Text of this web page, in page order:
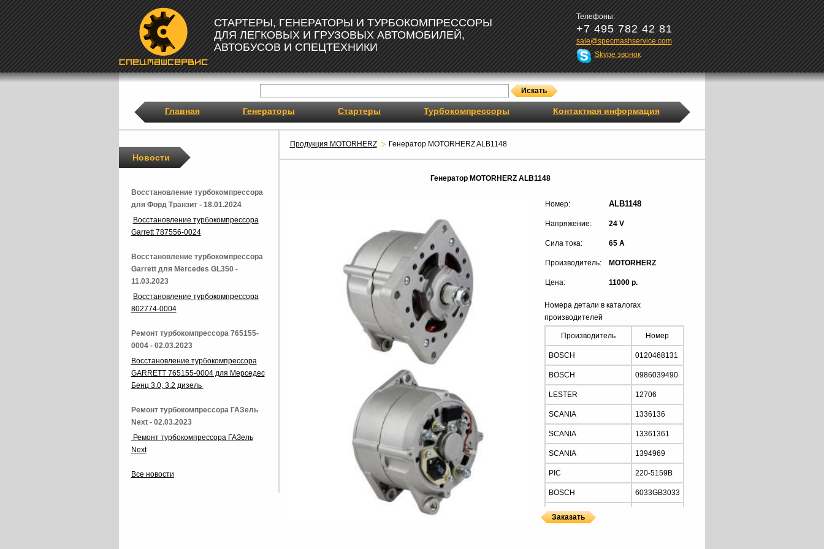
СТАРТЕРЫ, ГЕНЕРАТОРЫ И ТУРБОКОМПРЕССОРЫ
ДЛЯ ЛЕГКОВЫХ И ГРУЗОВЫХ АВТОМОБИЛЕЙ,
АВТОБУСОВ И СПЕЦТЕХНИКИ
Телефоны:
+7 495 782 42 81
sale@specmashservice.com
Skype звонок
Главная Генераторы Стартеры Турбокомпрессоры Контактная информация
Продукция MOTORHERZ Генератор MOTORHERZ ALB1148
Генератор MOTORHERZ ALB1148
Номер: ALB1148
Напряжение: 24 V
Сила тока: 65 A
Производитель: MOTORHERZ
Цена: 11000 р.
Номера детали в каталогах
производителей
Производитель Номер
BOSCH 0120468131
BOSCH 0986039490
LESTER 12706
SCANIA 1336136
SCANIA 13361361
SCANIA 1394969
PIC 220-5159B
BOSCH 6033GB3033
PRESTOLITE
Новости
Восстановление турбокомпрессора
для Форд Транзит - 18.01.2024
Восстановление турбокомпрессора
Garrett 787556-0024
Восстановление турбокомпрессора
Garrett для Mercedes GL350 -
11.03.2023
Восстановление турбокомпрессора
802774-0004
Ремонт турбокомпрессора 765155-
0004 - 02.03.2023
Восстановление турбокомпрессора
GARRETT 765155-0004 для Мерседес
Бенц 3.0, 3.2 дизель
Ремонт турбокомпрессора ГАЗель
Next - 02.03.2023
Ремонт турбокомпрессора ГАЗель
Next
Все новости